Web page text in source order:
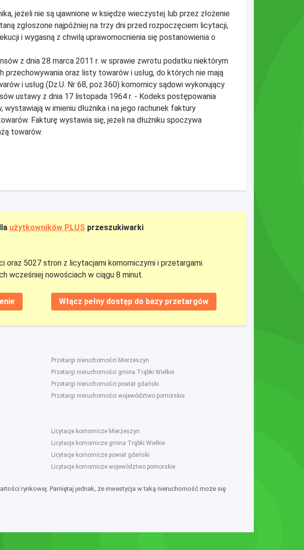
jeżeli nie są ujawnione w księdze wieczystej lub przez złożenie
zgłoszone najpóźniej na trzy dni przed rozpoczęciem licytacji,
i wygasną z chwilą uprawomocnienia się postanowienia o
z dnia 28 marca 2011 r. w sprawie zwrotu podatku niektórym
oraz listy towarów i usług, do których nie mają
i usług (Dz.U. Nr 68, poz.360) komornicy sądowi wykonujący
ustawy z dnia 17 listopada 1964 r. - Kodeks postępowania
w imieniu dłużnika i na jego rachunek faktury
Fakturę wystawia się, jeżeli na dłużniku spoczywa
towarów.
użytkowników PLUS przeszukiwarki
oraz 5027 stron z licytacjami komorniczymi i przetargami.
wcześniej nowościach w ciągu 8 minut.
Włącz pełny dostęp do bazy przetargów
Przetargi nieruchomości Mierzeszyn
Przetargi nieruchomości gmina Trąbki Wielkie
Przetargi nieruchomości powiat gdański
Przetargi nieruchomości województwo pomorskie
Licytacje komornicze Mierzeszyn
Licytacje komornicze gmina Trąbki Wielkie
Licytacje komornicze powiat gdański
Licytacje komornicze województwo pomorskie
rynkowej. Pamiętaj jednak, że inwestycja w taką nieruchomość może się